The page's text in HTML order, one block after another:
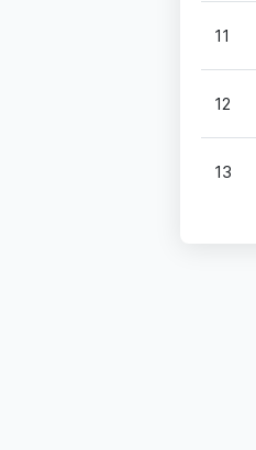
11
12
13